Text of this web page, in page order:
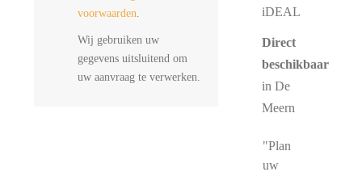
voorwaarden.
Wij gebruiken uw
gegevens uitsluitend om
uw aanvraag te verwerken.
iDEAL
Direct
beschikbaar
in De
Meern
"Plan
uw